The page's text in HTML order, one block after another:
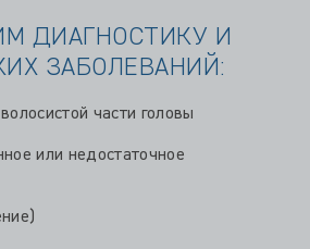
ДИАГНОСТИКУ И
ЗАБОЛЕВАНИЙ:
части головы
или недостаточное